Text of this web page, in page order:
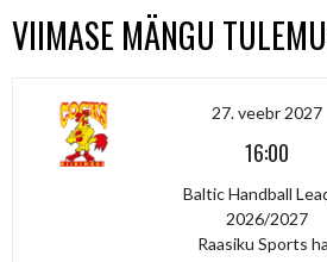
VIIMASE MÄNGU
27. veebr 2027
16:00
Baltic Handball
2026/2027
Raasiku Sports